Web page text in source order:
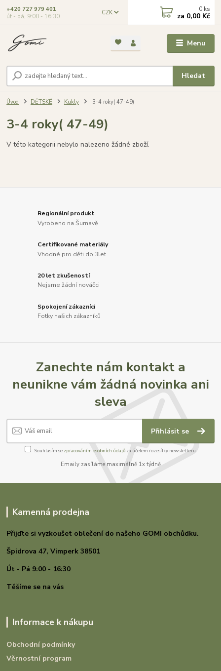
Menu
CZK
Hledat
+420 727 979 401
út - pá, 9:00 - 16:30
0 ks
za 0,00 Kč
Úvod DĚTSKÉ Kukly 3-4 roky( 47-49)
3-4 roky( 47-49)
V této kategorii nebylo nalezeno žádné zboží.
Regionální produkt
Vyrobeno na Šumavě
Certifikované materiály
Vhodné pro děti do 3let
20 let zkušeností
Nejsme žádní nováčci
Spokojení zákazníci
Fotky našich zákazníků
Zanechte nám kontakt a
neunikne vám žádná novinka ani
sleva
Přihlásit se
Souhlasím se zpracováním osobních údajůza účelem rozesílky newsletteru.
Emaily zasíláme maximálně 1x týdně
Kamenná prodejna
Přijďte si vyzkoušet oblečení do našeho GOMI obchůdku.
Špidrova 47,Vimperk 38501
Út - Pá 9:00 - 16:30
Těšíme se na vás
Informace k nákupu
Obchodní podmínky
Věrnostní program